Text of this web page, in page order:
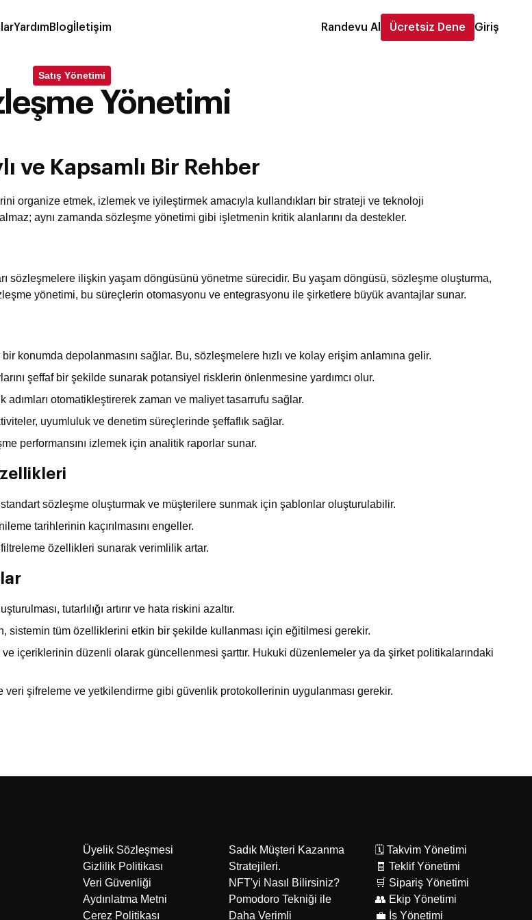
Yardım Blog İletişim Randevu Al Ücretsiz Dene Giriş
Satış Yönetimi
Yönetimi
ve Kapsamlı Bir Rehber
organize etmek, izlemek ve iyileştirmek amacıyla kullandıkları bir strateji ve teknoloji
aynı zamanda sözleşme yönetimi gibi işletmenin kritik alanlarını da destekler.
sözleşmelere ilişkin yaşam döngüsünü yönetme sürecidir. Bu yaşam döngüsü, sözleşme oluşturma,
yönetimi, bu süreçlerin otomasyonu ve entegrasyonu ile şirketlere büyük avantajlar sunar.
konumda depolanmasını sağlar. Bu, sözleşmelere hızlı ve kolay erişim anlamına gelir.
şeffaf bir şekilde sunarak potansiyel risklerin önlenmesine yardımcı olur.
otomatikleştirerek zaman ve maliyet tasarrufu sağlar.
uyumluluk ve denetim süreçlerinde şeffaflık sağlar.
performansını izlemek için analitik raporlar sunar.
standart sözleşme oluşturmak ve müşterilere sunmak için şablonlar oluşturulabilir.
tarihlerinin kaçırılmasını engeller.
özellikleri sunarak verimlilik artar.
tutarlılığı artırır ve hata riskini azaltır.
sistemin tüm özelliklerini etkin bir şekilde kullanması için eğitilmesi gerekir.
içeriklerinin düzenli olarak güncellenmesi şarttır. Hukuki düzenlemeler ya da şirket politikalarındaki
şifreleme ve yetkilendirme gibi güvenlik protokollerinin uygulanması gerekir.
Üyelik Sözleşmesi
Gizlilik Politikası
Veri Güvenliği
Aydınlatma Metni
Çerez Politikası
Sadık Müşteri Kazanma
Stratejileri.
NFT'yi Nasıl Bilirsiniz?
Pomodoro Tekniği ile
Daha Verimli
🗓️ Takvim Yönetimi
🧾 Teklif Yönetimi
🛒 Sipariş Yönetimi
👥 Ekip Yönetimi
💼 İş Yönetimi